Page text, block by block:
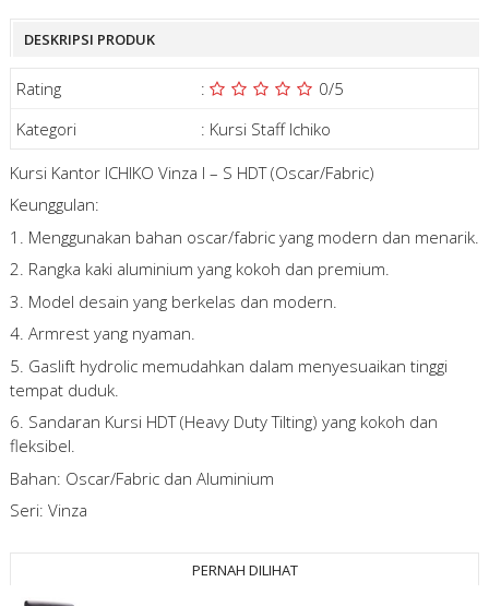
DESKRIPSI PRODUK
Rating : 0/5
Kategori
: Kursi Staff Ichiko
Kursi Kantor ICHIKO Vinza I – S HDT (Oscar/Fabric)
Keunggulan:
1. Menggunakan bahan oscar/fabric yang modern dan menarik.
2. Rangka kaki aluminium yang kokoh dan premium.
3. Model desain yang berkelas dan modern.
4. Armrest yang nyaman.
5. Gaslift hydrolic memudahkan dalam menyesuaikan tinggi
tempat duduk.
6. Sandaran Kursi HDT (Heavy Duty Tilting) yang kokoh dan
fleksibel.
Bahan: Oscar/Fabric dan Aluminium
Seri: Vinza
PERNAH DILIHAT